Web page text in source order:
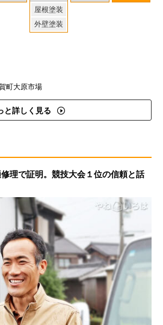
屋根塗装
外壁塗装
町大原市場
と詳しく見る
理で証明。競技大会１位の信頼と話